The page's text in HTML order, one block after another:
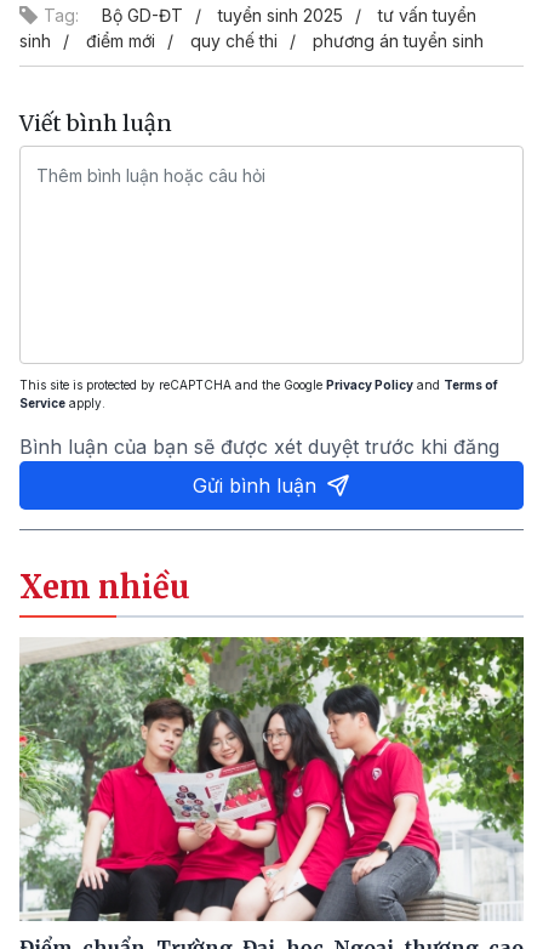
Tag: Bộ GD-ĐT tuyển sinh 2025
tư vấn tuyển
sinh
điểm mới quy chế thi phương án tuyển sinh
Viết bình luận
This site is protected by reCAPTCHA and the Google Privacy Policy and Terms of
Service apply.
Bình luận của bạn sẽ được xét duyệt trước khi đăng
Gửi bình luận
Xem nhiều